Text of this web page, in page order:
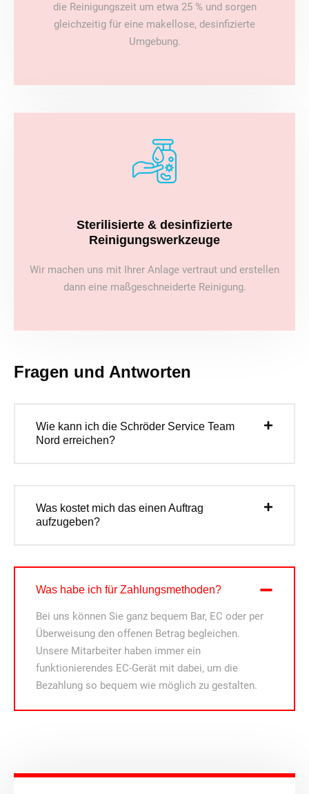
die Reinigungszeit um etwa 25 % und sorgen
gleichzeitig für eine makellose, desinfizierte
Umgebung.
Sterilisierte & desinfizierte
Reinigungswerkzeuge
Wir machen uns mit Ihrer Anlage vertraut und erstellen
dann eine maßgeschneiderte Reinigung.
Fragen und Antworten
Wie kann ich die Schröder Service Team
Nord erreichen?
Was kostet mich das einen Auftrag
aufzugeben?
Was habe ich für Zahlungsmethoden?
Bei uns können Sie ganz bequem Bar, EC oder per
Überweisung den offenen Betrag begleichen.
Unsere Mitarbeiter haben immer ein
funktionierendes EC-Gerät mit dabei, um die
Bezahlung so bequem wie möglich zu gestalten.